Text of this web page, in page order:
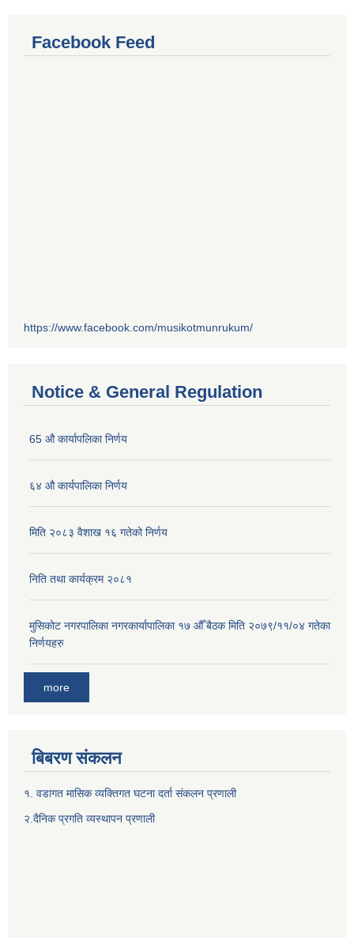
Facebook Feed
https://www.facebook.com/musikotmunrukum/
Notice & General Regulation
65 औ कार्यापलिका निर्णय
६४ औ कार्यपालिका निर्णय
मिति २०८३ वैशाख १६ गतेको निर्णय
निति तथा कार्यक्रम २०८१
मुसिकोट नगरपालिका नगरकार्यापालिका १७ औँ बैठक मिति २०७९/११/०४ गतेका
निर्णयहरु
more
बिबरण संकलन
१. वडागत मासिक व्यक्तिगत घटना दर्ता संकलन प्रणाली
२.दैनिक प्रगति व्यस्थापन प्रणाली